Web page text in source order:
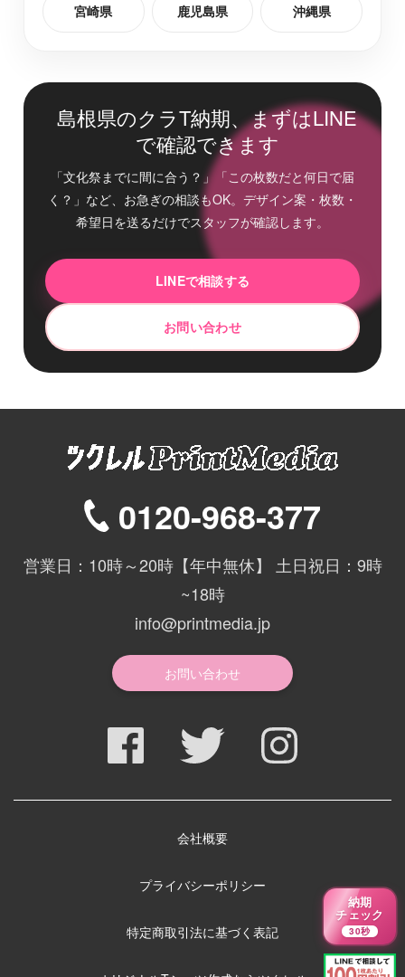
宮崎県 鹿児島県 沖縄県
島根県のクラT納期、まずはLINE
で確認できます
「文化祭までに間に合う？」「この枚数だと何日で届
く？」など、お急ぎの相談もOK。デザイン案・枚数・
希望日を送るだけでスタッフが確認します。
LINEで相談する
お問い合わせ
0120-968-377
営業日：10時～20時【年中無休】 土日祝日：9時
~18時
info@printmedia.jp
お問い合わせ
会社概要
プライバシーポリシー
特定商取引法に基づく表記
納期
チェック
30秒